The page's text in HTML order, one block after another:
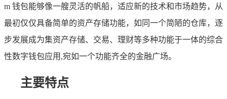
m 钱包能够像一艘灵活的帆船，适应新的技术和市场趋势，从
最初仅仅具备简单的资产存储功能，如同一个简陋的仓库，逐
步发展成为集资产存储、交易、理财等多种功能于一体的综合
性数字钱包应用,宛如一个功能齐全的金融广场。
主要特点